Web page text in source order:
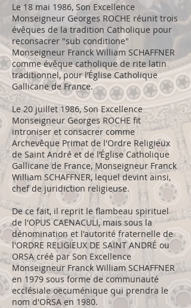
Le 18 mai 1986, Son Excellence
Monseigneur Georges ROCHE réunit trois
évêques de la tradition Catholique pour
reconsacrer "sub conditione"
Monseigneur Franck William SCHAFFNER
comme évêque catholique de rite latin
traditionnel, pour l’Église Catholique
Gallicane de France.
Le 20 juillet 1986, Son Excellence
Monseigneur Georges ROCHE fit
introniser et consacrer comme
Archevêque Primat de l'Ordre Religieux
de Saint André et de l’Église Catholique
Gallicane de France, Monseigneur Franck
William SCHAFFNER, lequel devint ainsi,
chef de juridiction religieuse.
De ce fait, il reprit le flambeau spirituel
de l'OPUS CAENACULI, mais sous la
dénomination et l'autorité fraternelle de
l'ORDRE RELIGIEUX DE SAINT ANDRÉ ou
ORSA créé par Son Excellence
Monseigneur Franck William SCHAFFNER
en 1979 sous forme de communauté
ecclésiale oecuménique qui prendra le
nom d'ORSA en 1980.